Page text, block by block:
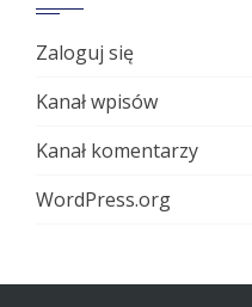
Zaloguj się
Kanał wpisów
Kanał komentarzy
WordPress.org